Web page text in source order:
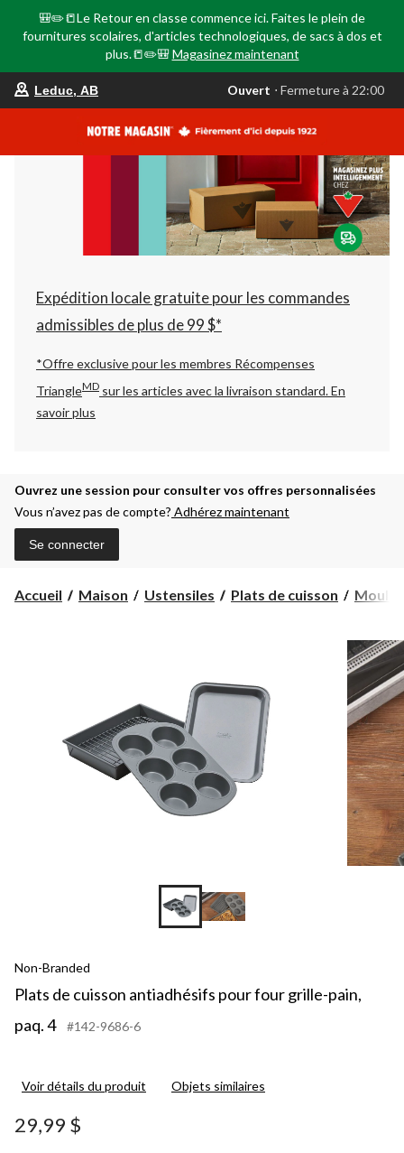
🎒✏️📒Le Retour en classe commence ici. Faites le plein de
fournitures scolaires, d'articles technologiques, de sacs à dos et
plus.📒✏️🎒 Magasinez maintenant
votre
est
AB,
Ouvert,
Fermeture
à
22:00
changer
Leduc, AB Ouvert ⋅ Fermeture à 22:00
Expédition locale gratuite pour les commandes
admissibles de plus de 99 $*
*Offre exclusive pour les membres Récompenses
TriangleMD sur les articles avec la livraison standard.En
savoir plus
Ouvrez une session pour consulter vos offres personnalisées
Vous n’avez pas de compte? Adhérez maintenant
Se connecter
Accueil Maison Ustensiles Plats de cuisson
Non-Branded
Plats de cuisson antiadhésifs pour four grille-pain,
paq. 4
#142-9686-6
Voir détails du produit Objets similaires
29,99 $